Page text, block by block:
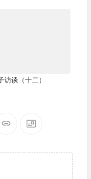
访谈（十二）